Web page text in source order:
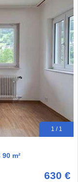
1 / 1
m²
630 €